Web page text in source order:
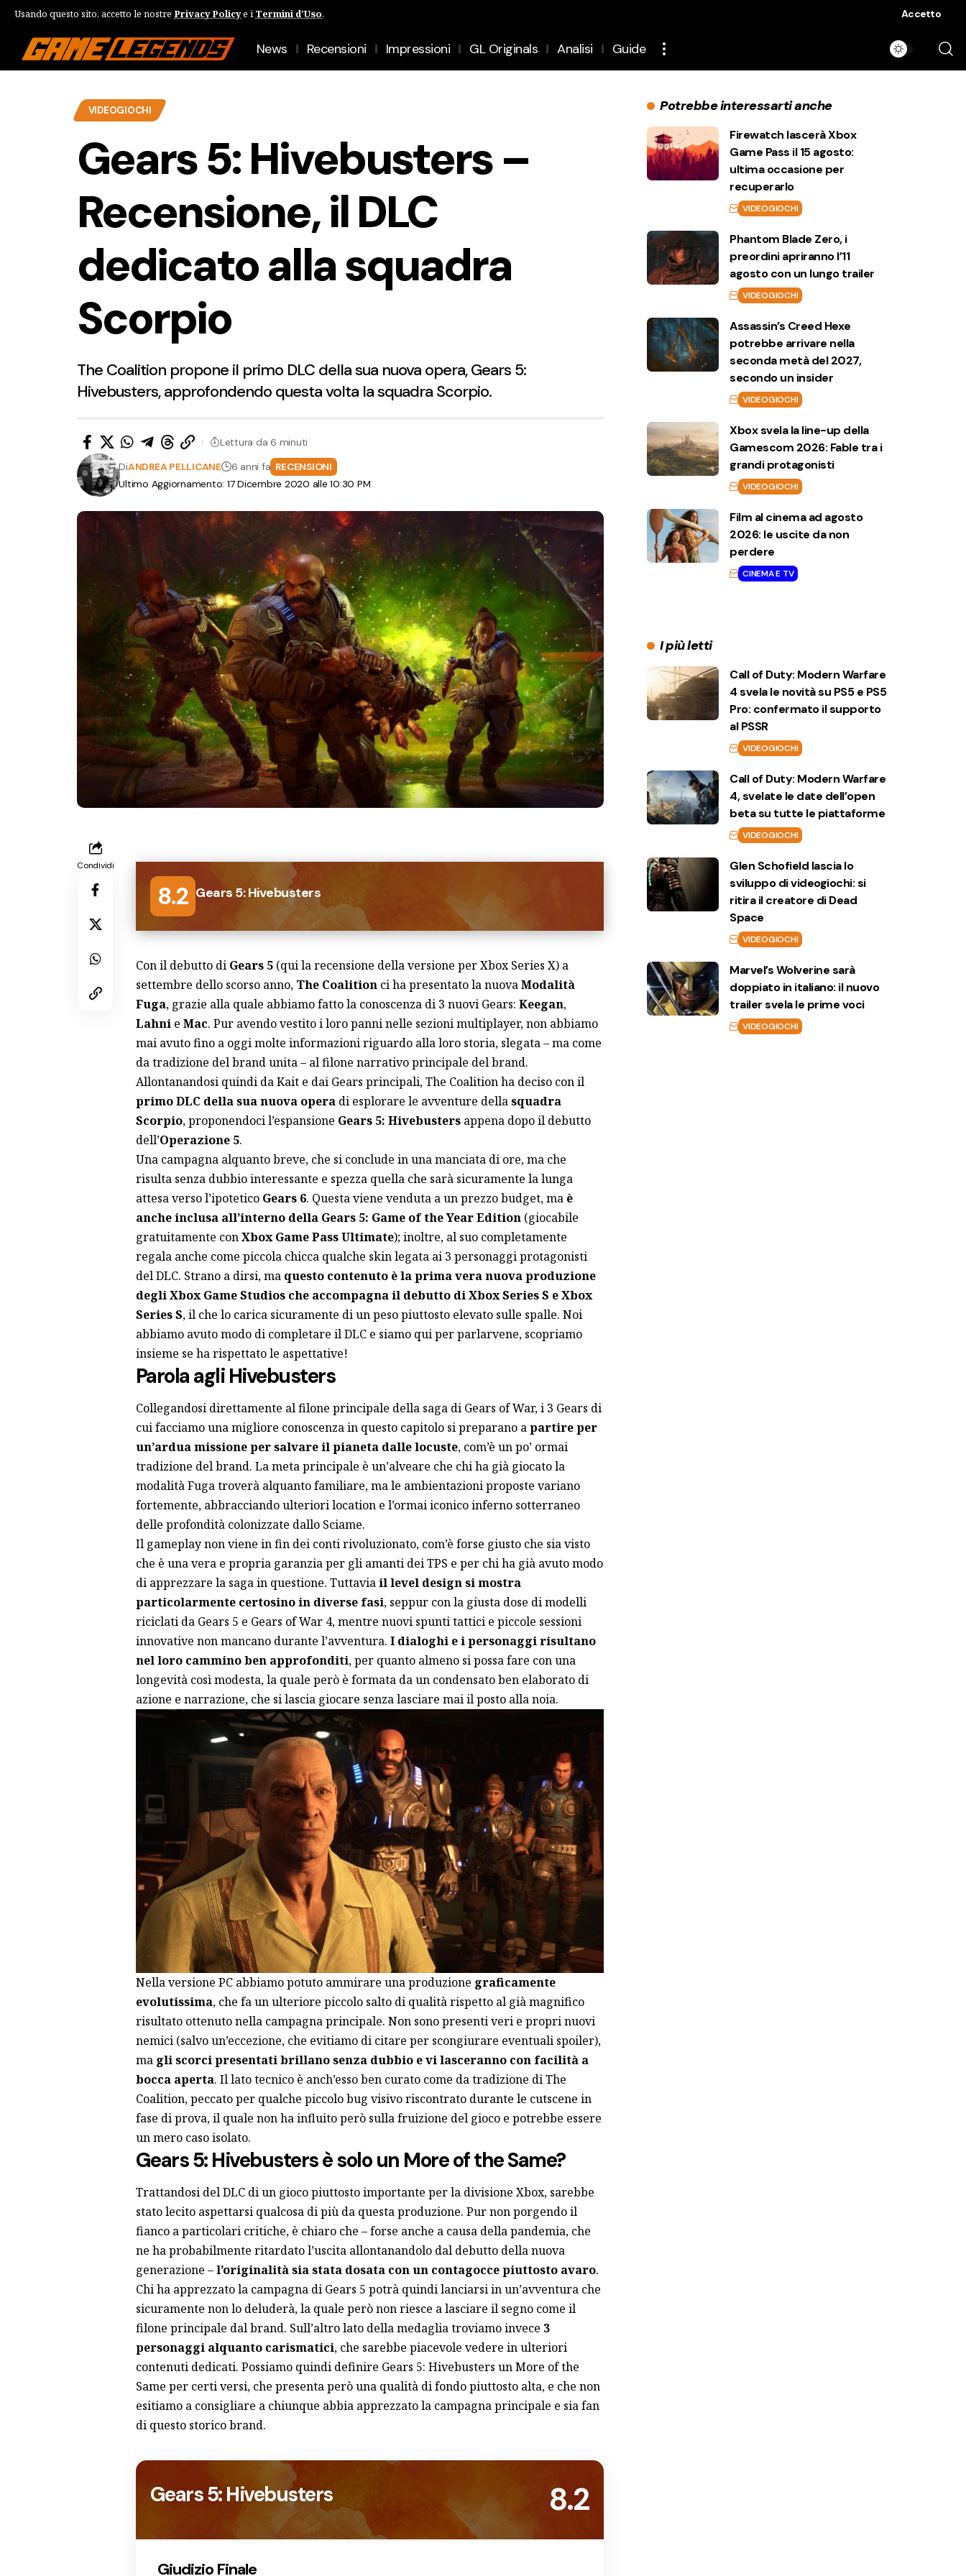
Usando questo sito, accetto le nostre Privacy Policye i Termini d'Uso. Accetto
News Recensioni Impressioni GL Originals Analisi Guide
VIDEOGIOCHI
Gears 5: Hivebusters –
Recensione, il DLC
dedicato alla squadra
Scorpio
The Coalition propone il primo DLC della sua nuova opera, Gears 5:
Hivebusters, approfondendo questa volta la squadra Scorpio.
Ultimo Aggiornamento: 17 Dicembre 2020 alle 10:30 PM
DiANDREA PELLICANE 6 anni fa RECENSIONI
Lettura da 6 minuti
Condividi
8.2 Gears 5: Hivebusters
Con il debutto diGears 5(quila recensione della versione per Xbox Series X) a
settembre dello scorso anno, The Coalitionci ha presentato la nuovaModalità
Fuga, grazie alla quale abbiamo fatto la conoscenza di 3 nuovi Gears: Keegan,
Lahnie Mac. Pur avendo vestito i loro panni nelle sezioni multiplayer, non abbiamo
mai avuto fino a oggi molte informazioni riguardo alla loro storia, slegata – ma come
da tradizione del brand unita – al filone narrativo principale del brand.
Allontanandosi quindi da Kait e dai Gears principali, The Coalition ha deciso con il
primo DLC della sua nuova operadi esplorare le avventure dellasquadra
Scorpio, proponendoci l’espansione Gears 5: Hivebustersappena dopo il debutto
dell’Operazione 5.
Una campagna alquanto breve, che si conclude in una manciata di ore, ma che
risulta senza dubbio interessante e spezza quella che sarà sicuramente la lunga
attesa verso l’ipotetico Gears 6. Questa viene venduta a un prezzo budget, maè
anche inclusa all’interno della Gears 5: Game of the Year Edition(giocabile
gratuitamente conXbox Game Pass Ultimate); inoltre, al suo completamente
regala anche come piccola chicca qualche skin legata ai 3 personaggi protagonisti
del DLC. Strano a dirsi, ma questo contenuto è la prima vera nuova produzione
degli Xbox Game Studios che accompagna il debutto di Xbox Series S e Xbox
Series S, il che lo carica sicuramente di un peso piuttosto elevato sulle spalle. Noi
abbiamo avuto modo di completare il DLC e siamo qui per parlarvene, scopriamo
insieme se ha rispettato le aspettative!
Parola agli Hivebusters
Collegandosi direttamente al filone principale della saga di Gears of War, i 3 Gears di
cui facciamo una migliore conoscenza in questo capitolo si preparano apartire per
un’ardua missione per salvare il pianeta dalle locuste, com’è un po’ ormai
tradizione del brand. La meta principale è un’alveare che chi ha già giocato la
modalità Fuga troverà alquanto familiare, ma le ambientazioni proposte variano
fortemente, abbracciando ulteriori location e l’ormai iconico inferno sotterraneo
delle profondità colonizzate dallo Sciame.
Il gameplay non viene in fin dei conti rivoluzionato, com’è forse giusto che sia visto
che è una vera e propria garanzia per gli amanti dei TPS e per chi ha già avuto modo
di apprezzare la saga in questione. Tuttaviail level design si mostra
particolarmente certosino in diverse fasi, seppur con la giusta dose di modelli
riciclati da Gears 5 e Gears of War 4, mentre nuovi spunti tattici e piccole sessioni
innovative non mancano durante l’avventura. I dialoghi e i personaggi risultano
nel loro cammino ben approfonditi, per quanto almeno si possa fare con una
longevità così modesta, la quale però è formata da un condensato ben elaborato di
azione e narrazione, che si lascia giocare senza lasciare mai il posto alla noia.
Nella versione PC abbiamo potuto ammirare una produzione graficamente
evolutissima, che fa un ulteriore piccolo salto di qualità rispetto al già magnifico
risultato ottenuto nella campagna principale. Non sono presenti veri e propri nuovi
nemici (salvo un’eccezione, che evitiamo di citare per scongiurare eventuali spoiler),
magli scorci presentati brillano senza dubbio e vi lasceranno con facilità a
bocca aperta. Il lato tecnico è anch’esso ben curato come da tradizione di The
Coalition, peccato per qualche piccolo bug visivo riscontrato durante le cutscene in
fase di prova, il quale non ha influito però sulla fruizione del gioco e potrebbe essere
un mero caso isolato.
Gears 5: Hivebusters è solo un More of the Same?
Trattandosi del DLC di un gioco piuttosto importante per la divisione Xbox, sarebbe
stato lecito aspettarsi qualcosa di più da questa produzione. Pur non porgendo il
fianco a particolari critiche, è chiaro che – forse anche a causa della pandemia, che
ne ha probabilmente ritardato l’uscita allontanandolo dal debutto della nuova
generazione –l’originalità sia stata dosata con un contagocce piuttosto avaro.
Chi ha apprezzato la campagna di Gears 5 potrà quindi lanciarsi in un’avventura che
sicuramente non lo deluderà, la quale però non riesce a lasciare il segno come il
filone principale dal brand. Sull’altro lato della medaglia troviamo invece 3
personaggi alquanto carismatici, che sarebbe piacevole vedere in ulteriori
contenuti dedicati. Possiamo quindi definire Gears 5: Hivebusters un More of the
Same per certi versi, che presenta però una qualità di fondo piuttosto alta, e che non
esitiamo a consigliare a chiunque abbia apprezzato la campagna principale e sia fan
di questo storico brand.
Gears 5: Hivebusters 8.2
Giudizio Finale
Potrebbe interessarti anche
Firewatch lascerà Xbox
Game Pass il 15 agosto:
ultima occasione per
recuperarlo
VIDEOGIOCHI
Phantom Blade Zero, i
preordini apriranno l’11
agosto con un lungo trailer
VIDEOGIOCHI
Assassin’s Creed Hexe
potrebbe arrivare nella
seconda metà del 2027,
secondo un insider
VIDEOGIOCHI
Xbox svela la line-up della
Gamescom 2026: Fable tra i
grandi protagonisti
VIDEOGIOCHI
Film al cinema ad agosto
2026: le uscite da non
perdere
CINEMA E TV
I più letti
Call of Duty: Modern Warfare
4 svela le novità su PS5 e PS5
Pro: confermato il supporto
al PSSR
VIDEOGIOCHI
Call of Duty: Modern Warfare
4, svelate le date dell’open
beta su tutte le piattaforme
VIDEOGIOCHI
Glen Schofield lascia lo
sviluppo di videogiochi: si
ritira il creatore di Dead
Space
VIDEOGIOCHI
Marvel’s Wolverine sarà
doppiato in italiano: il nuovo
trailer svela le prime voci
VIDEOGIOCHI